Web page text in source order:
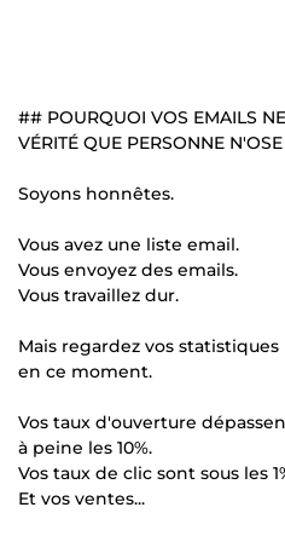
## POURQUOI VOS EMAILS
VÉRITÉ QUE PERSONNE
Soyons honnêtes.
Vous avez une liste email.
Vous envoyez des emails.
Vous travaillez dur.
Mais regardez vos statistiques
en ce moment.
Vos taux d'ouverture
à peine les 10%.
Vos taux de clic sont sous les
Et vos ventes...